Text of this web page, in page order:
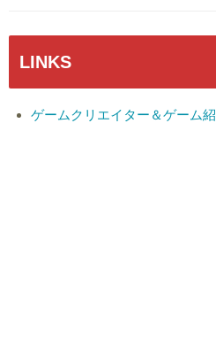
LINKS
ゲームクリエイター＆ゲーム